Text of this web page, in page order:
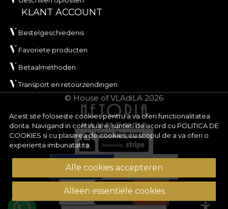
Acest site foloseste cookies pentru a va oferi functionalitatea
dorita. Navigand in continuare, sunteti de acord cu POLITICA DE
COOKIES si cu plasarea de cookies, cu scopul de a va oferi o
experienta imbunatatita.
Alle cookies accepteren
Alleen essentiële cookies
KLANT ACCOUNT
Bestelgeschiedenis
Favoriete producten
Betaalmethoden
Transport en retourzendingen
© House of VLAdiLA 2026